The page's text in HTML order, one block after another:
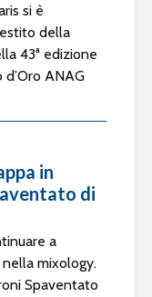
si è
della
43ª edizione
ANAG
in
di
a
mixology.
Spaventato